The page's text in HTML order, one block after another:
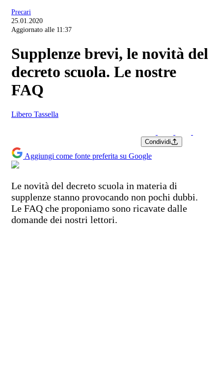
Precari
25.01.2020
Aggiornato alle 11:37
Supplenze brevi, le novità del
decreto scuola. Le nostre
FAQ
Libero Tassella
Condividi
Aggiungi come fonte preferita su Google
Le novità del decreto scuola in materia di
supplenze stanno provocando non pochi dubbi.
Le FAQ che proponiamo sono ricavate dalle
domande dei nostri lettori.